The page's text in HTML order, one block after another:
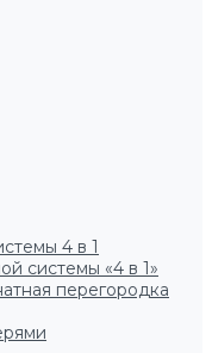
4 в 1
системы «4 в 1»
перегородка